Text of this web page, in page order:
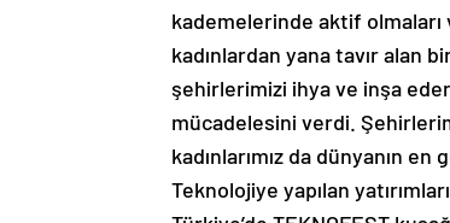
kadınlardan yana tavır alan
şehirlerimizi ihya ve inşa
mücadelesini verdi.
kadınlarımız da dünyanın en
Teknolojiye yapılan
Türkiye’de TEKNOFEST